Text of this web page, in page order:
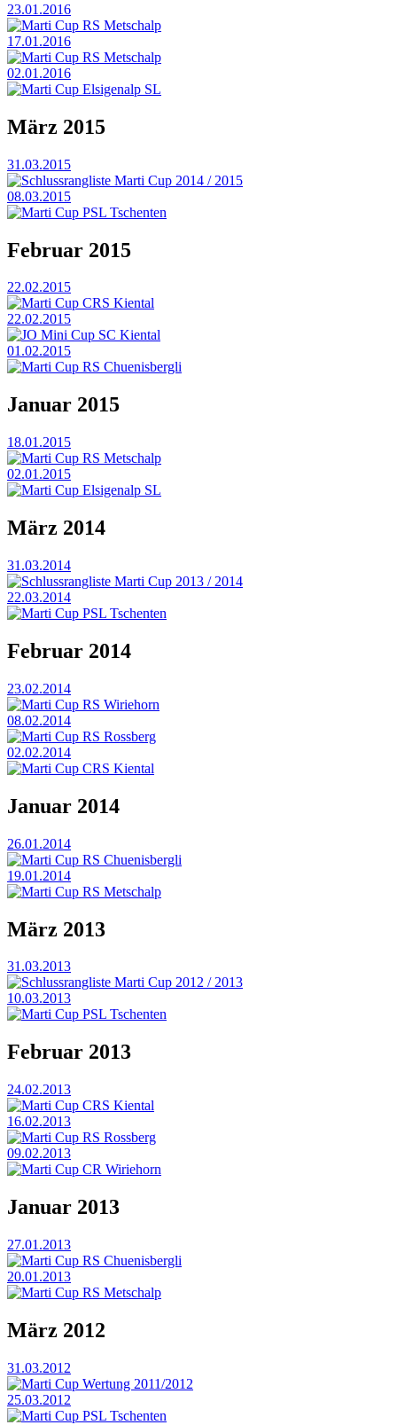
23.01.2016
Marti Cup RS Metschalp
17.01.2016
Marti Cup RS Metschalp
02.01.2016
Marti Cup Elsigenalp SL
März 2015
31.03.2015
Schlussrangliste Marti Cup 2014 / 2015
08.03.2015
Marti Cup PSL Tschenten
Februar 2015
22.02.2015
Marti Cup CRS Kiental
22.02.2015
JO Mini Cup SC Kiental
01.02.2015
Marti Cup RS Chuenisbergli
Januar 2015
18.01.2015
Marti Cup RS Metschalp
02.01.2015
Marti Cup Elsigenalp SL
März 2014
31.03.2014
Schlussrangliste Marti Cup 2013 / 2014
22.03.2014
Marti Cup PSL Tschenten
Februar 2014
23.02.2014
Marti Cup RS Wiriehorn
08.02.2014
Marti Cup RS Rossberg
02.02.2014
Marti Cup CRS Kiental
Januar 2014
26.01.2014
Marti Cup RS Chuenisbergli
19.01.2014
Marti Cup RS Metschalp
März 2013
31.03.2013
Schlussrangliste Marti Cup 2012 / 2013
10.03.2013
Marti Cup PSL Tschenten
Februar 2013
24.02.2013
Marti Cup CRS Kiental
16.02.2013
Marti Cup RS Rossberg
09.02.2013
Marti Cup CR Wiriehorn
Januar 2013
27.01.2013
Marti Cup RS Chuenisbergli
20.01.2013
Marti Cup RS Metschalp
März 2012
31.03.2012
Marti Cup Wertung 2011/2012
25.03.2012
Marti Cup PSL Tschenten